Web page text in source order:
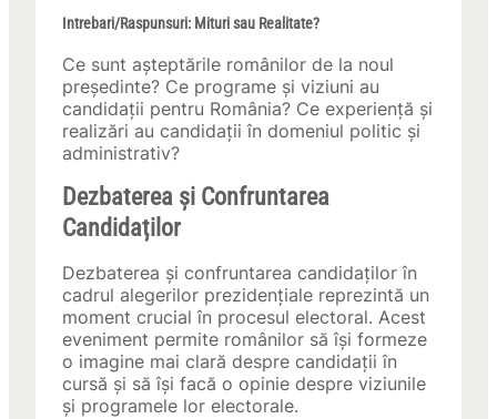
Intrebari/Raspunsuri: Mituri sau Realitate?
Ce sunt așteptările românilor de la noul
președinte? Ce programe și viziuni au
candidații pentru România? Ce experiență și
realizări au candidații în domeniul politic și
administrativ?
Dezbaterea și Confruntarea
Candidaților
Dezbaterea și confruntarea candidaților în
cadrul alegerilor prezidențiale reprezintă un
moment crucial în procesul electoral. Acest
eveniment permite românilor să își formeze
o imagine mai clară despre candidații în
cursă și să își facă o opinie despre viziunile
și programele lor electorale.